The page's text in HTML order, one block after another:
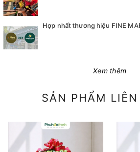
Hợp nhất thương hiệu FINE
Xem thêm
SẢN PHẨM LIÊN